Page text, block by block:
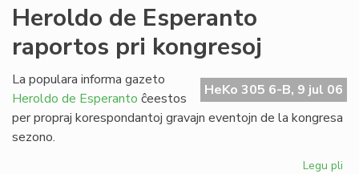
Heroldo de Esperanto
raportos pri kongresoj
HeKo 305 6-B, 9 jul 06
La populara informa gazeto
Heroldo de Esperanto ĉeestos
per propraj korespondantoj gravajn eventojn de la kongresa
sezono.
Legu pli